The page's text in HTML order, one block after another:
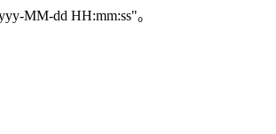
MM-dd HH:mm:ss"。